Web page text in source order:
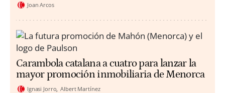
Joan Arcos
Carambola catalana a cuatro para lanzar la
mayor promoción inmobiliaria de Menorca
Ignasi Jorro Albert Martínez